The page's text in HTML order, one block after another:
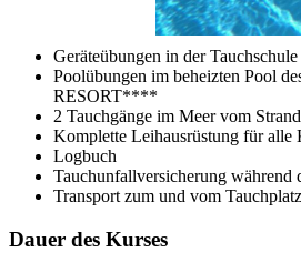
Geräteübungen in der Tauchschule
Poolübungen im beheizten Pool
RESORT****
2 Tauchgänge im Meer vom Strand
Komplette Leihausrüstung für alle
Logbuch
Tauchunfallversicherung während
Transport zum und vom Tauchplatz
Dauer des Kurses